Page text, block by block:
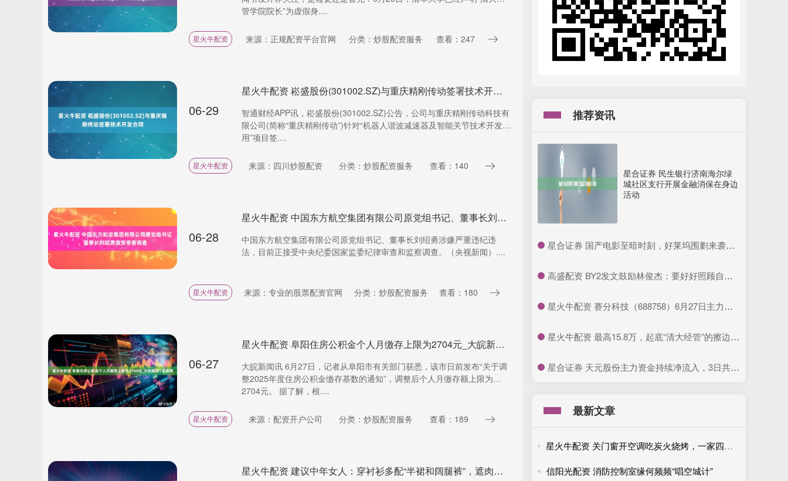
管学院院长”为虚假身....
星火牛配资 来源：正规配资平台官网 分类：炒股配资服务 查看：247
06-29
星火牛配资 崧盛股份(301002.SZ)与重庆精刚传动签署技术开发合同
智通财经APP讯，崧盛股份(301002.SZ)公告，公司与重庆精刚传动科技有
限公司(简称“重庆精刚传动”)针对“机器人谐波减速器及智能关节技术开发应
用”项目签....
星火牛配资 来源：四川炒股配资 分类：炒股配资服务 查看：140
06-28
星火牛配资 中国东方航空集团有限公司原党组书记、董事长刘绍勇接受审查调查
中国东方航空集团有限公司原党组书记、董事长刘绍勇涉嫌严重违纪违
法，目前正接受中央纪委国家监委纪律审查和监察调查。（央视新闻）....
星火牛配资 来源：专业的股票配资官网 分类：炒股配资服务 查看：180
06-27
星火牛配资 阜阳住房公积金个人月缴存上限为2704元_大皖新闻 | 安徽网
大皖新闻讯 6月27日，记者从阜阳市有关部门获悉，该市日前发布“关于调
整2025年度住房公积金缴存基数的通知”，调整后个人月缴存额上限为
2704元。 据了解，根....
星火牛配资 来源：配资开户公司 分类：炒股配资服务 查看：189
星火牛配资 建议中年女人：穿衬衫多配“半裙和阔腿裤”，遮肉显瘦又时髦
推荐资讯
星合证券 民生银行济南海尔绿
城社区支行开展金融消保在身边
活动
​星合证券 国产电影至暗时刻，好莱坞围剿来袭，陈思诚顶不住了_票房_恶意_无名之辈
​高盛配资 BY2发文鼓励林俊杰：要好好照顾自己的心脏
​星火牛配资 赛分科技（688758）6月27日主力资金净买入434.99万元
​星火牛配资 最高15.8万，起底“清大经管”的擦边生意经_曹玉磊_清华科技园_公众
​星合证券 天元股份主力资金持续净流入，3日共净流入1.48亿元
最新文章
星火牛配资 关门窗开空调吃炭火烧烤，一家四口深夜集体中毒！
信阳光配资 消防控制室缘何频频“唱空城计”